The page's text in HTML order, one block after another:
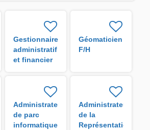
Gestionnaire
administratif
et financier
Géomaticien
F/H
Administrateur
de parc
informatique
Administrateur
de la
Représentation